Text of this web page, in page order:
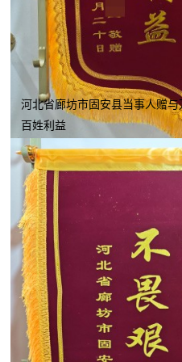
河北省廊坊市固安县当事人赠
百姓利益